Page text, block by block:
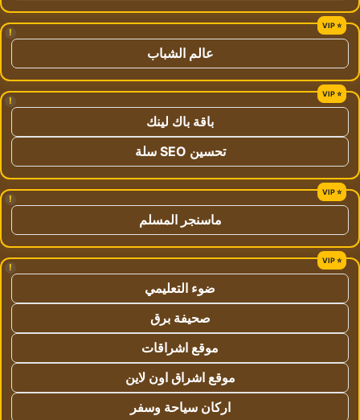
!
عالم الشباب
!
باقة باك لينك
تحسين SEO سلة
!
ماسنجر المسلم
!
ضوء التعليمي
صحيفة برق
موقع اشراقات
موقع اشراق اون لاين
اركان سياحة وسفر